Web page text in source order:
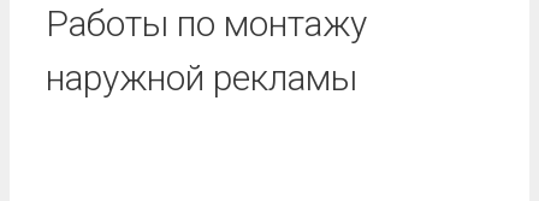
Работы по монтажу
наружной рекламы